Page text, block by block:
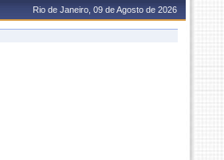
Rio de Janeiro, 09 de Agosto de 2026